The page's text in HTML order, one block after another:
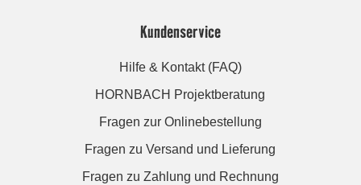
Kundenservice
Hilfe & Kontakt (FAQ)
HORNBACH Projektberatung
Fragen zur Onlinebestellung
Fragen zu Versand und Lieferung
Fragen zu Zahlung und Rechnung